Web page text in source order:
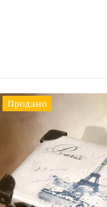
Продано